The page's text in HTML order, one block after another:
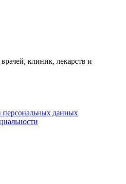
клиник, лекарств и
персональных данных